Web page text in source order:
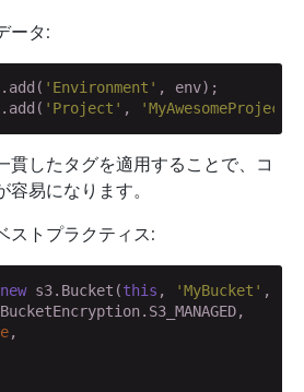
ータ:
'Environment' , env);
'Project' , 'MyAwesomeProject'
貫したタグを適用することで、コ
易になります。
ストプラクティス:
new s3.Bucket(this , 'MyBucket' , {
,